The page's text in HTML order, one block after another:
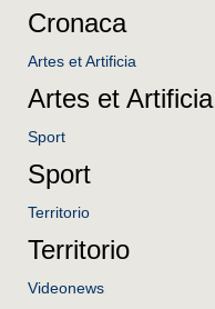
Cronaca
Artes et Artificia
Artes et Artificia
Sport
Sport
Territorio
Territorio
Videonews